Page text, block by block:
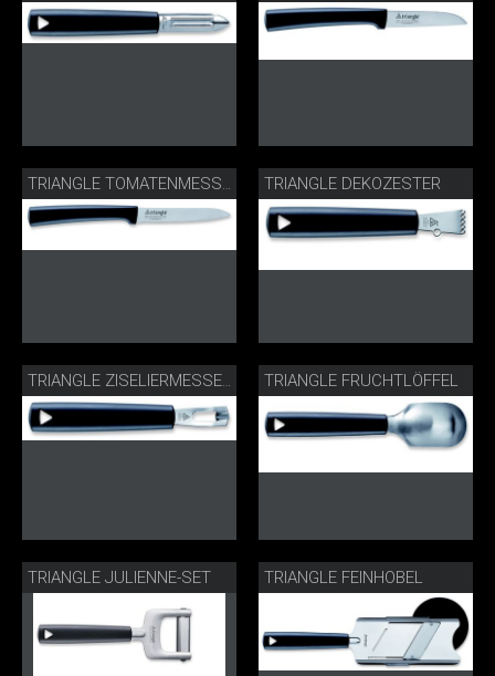
TRIANGLE TOMATENMESSER TRIANGLE DEKOZESTER
TRIANGLE ZISELIERMESSER TRIANGLE FRUCHTLÖFFEL
TRIANGLE JULIENNE-SET TRIANGLE FEINHOBEL